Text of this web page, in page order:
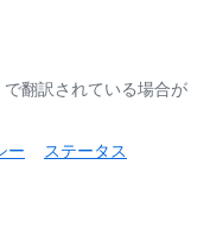
翻訳されている場合が
ー
ステータス